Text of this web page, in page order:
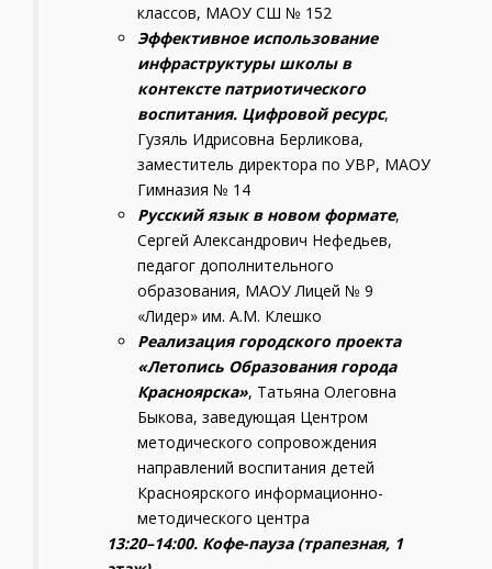
классов, МАОУ СШ № 152
Эффективное использование
инфраструктуры школы в
контексте патриотического
воспитания. Цифровой ресурс,
Гузяль Идрисовна Берликова,
заместитель директора по УВР, МАОУ
Гимназия № 14
Русский язык в новом формате,
Сергей Александрович Нефедьев,
педагог дополнительного
образования, МАОУ Лицей № 9
«Лидер» им. А.М. Клешко
Реализация городского проекта
«Летопись Образования города
Красноярска», Татьяна Олеговна
Быкова, заведующая Центром
методического сопровождения
направлений воспитания детей
Красноярского информационно-
методического центра
13:20–14:00. Кофе-пауза (трапезная, 1